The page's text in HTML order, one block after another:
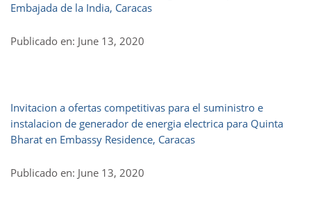
Embajada de la India, Caracas
Publicado en: June 13, 2020
Invitacion a ofertas competitivas para el suministro e
instalacion de generador de energia electrica para Quinta
Bharat en Embassy Residence, Caracas
Publicado en: June 13, 2020